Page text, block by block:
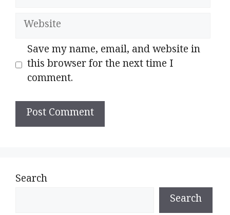
Website
Save my name, email, and website in
this browser for the next time I
comment.
Search
Search